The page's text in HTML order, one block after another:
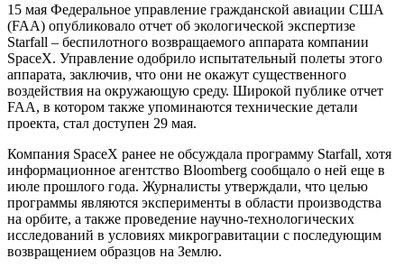
15 мая Федеральное управление гражданской авиации США
(FAA) опубликовало отчет об экологической экспертизе
Starfall – беспилотного возвращаемого аппарата компании
SpaceX. Управление одобрило испытательный полеты этого
аппарата, заключив, что они не окажут существенного
воздействия на окружающую среду. Широкой публике отчет
FAA, в котором также упоминаются технические детали
проекта, стал доступен 29 мая.
Компания SpaceX ранее не обсуждала программу Starfall, хотя
информационное агентство Bloomberg сообщало о ней еще в
июле прошлого года. Журналисты утверждали, что целью
программы являются эксперименты в области производства
на орбите, а также проведение научно-технологических
исследований в условиях микрогравитации с последующим
возвращением образцов на Землю.